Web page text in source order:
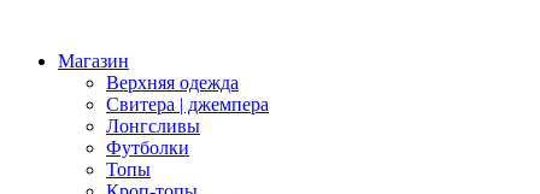
Магазин
Верхняя одежда
Свитера | джемпера
Лонгсливы
Футболки
Топы